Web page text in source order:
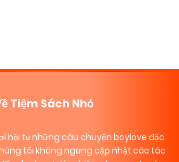
Tiệm Sách Nhỏ
hội tụ những câu chuyện boylove đặc
tôi không ngừng cập nhật các tác